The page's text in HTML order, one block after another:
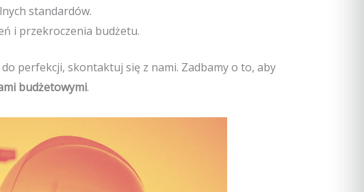
standardów.
i przekroczenia budżetu.
perfekcji, skontaktuj się z nami. Zadbamy o to, aby
budżetowymi.